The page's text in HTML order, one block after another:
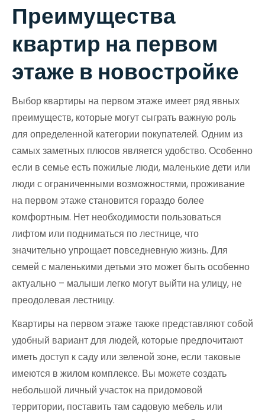
Преимущества
квартир на первом
этаже в новостройке
Выбор квартиры на первом этаже имеет ряд явных
преимуществ, которые могут сыграть важную роль
для определенной категории покупателей. Одним из
самых заметных плюсов является удобство. Особенно
если в семье есть пожилые люди, маленькие дети или
люди с ограниченными возможностями, проживание
на первом этаже становится гораздо более
комфортным. Нет необходимости пользоваться
лифтом или подниматься по лестнице, что
значительно упрощает повседневную жизнь. Для
семей с маленькими детьми это может быть особенно
актуально – малыши легко могут выйти на улицу, не
преодолевая лестницу.
Квартиры на первом этаже также представляют собой
удобный вариант для людей, которые предпочитают
иметь доступ к саду или зеленой зоне, если таковые
имеются в жилом комплексе. Вы можете создать
небольшой личный участок на придомовой
территории, поставить там садовую мебель или